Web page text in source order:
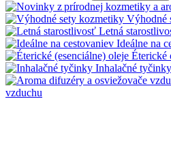
Výhodné
Letná
Ideálne na
Éterické
Inhalačné tyčinky
vzduchu